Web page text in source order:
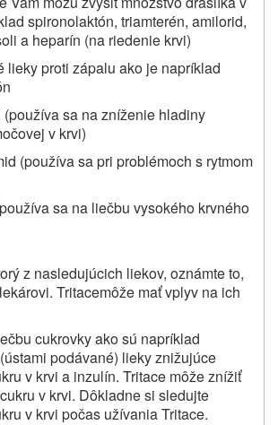
spironolaktón, triamterén, amilorid,
a heparín (na riedenie krvi)
lieky proti zápalu ako je napríklad
sa na zníženie hladiny
v krvi)
(používa sa pri problémoch s rytmom
sa na liečbu vysokého krvného
z nasledujúcich liekov, oznámte to,
Tritacemôže mať vplyv na ich
cukrovky ako sú napríklad
podávané) lieky znižujúce
v krvi a inzulín. Tritace môže znížiť
v krvi. Dôkladne si sledujte
v krvi počas užívaniaTritace.